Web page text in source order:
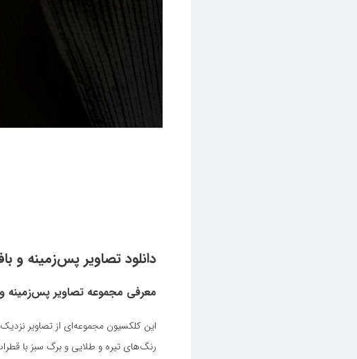
دانلود تصاویر پس‌زمینه و
معرفی مجموعه تصاویر پس‌زمینه
این کلکسیون مجموعه‌ای از تصاویر
رنگ‌های تیره و طلایی و برگ سبز با